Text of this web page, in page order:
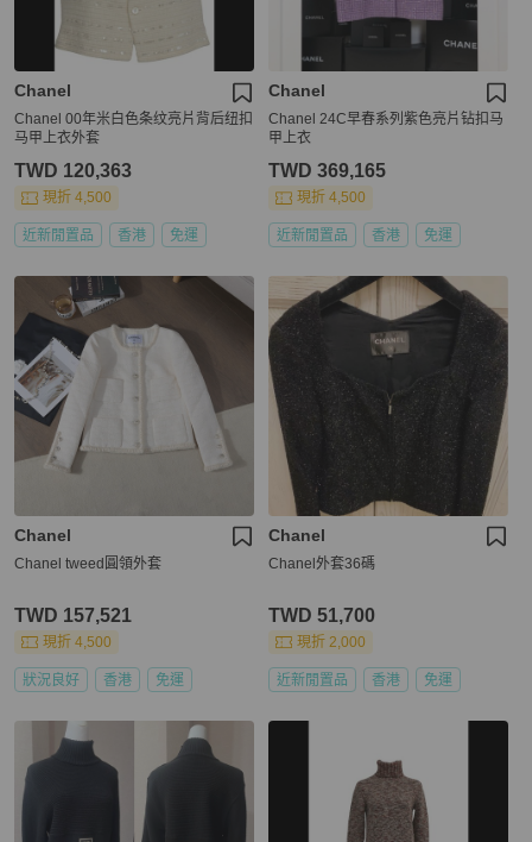
Chanel
Chanel 00年米白色条纹亮片背后纽扣
马甲上衣外套
TWD 120,363
現折 4,500
近新閒置品 香港 免運
Chanel
Chanel 24C早春系列紫色亮片钻扣马
甲上衣
TWD 369,165
現折 4,500
近新閒置品 香港 免運
Chanel
Chanel tweed圓領外套
TWD 157,521
現折 4,500
狀況良好 香港 免運
Chanel
Chanel外套36碼
TWD 51,700
現折 2,000
近新閒置品 香港 免運